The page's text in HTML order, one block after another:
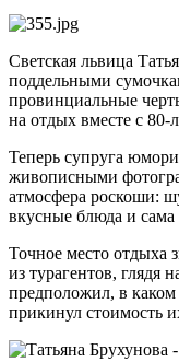
Светская львица
поддельными
провинциальные
на отдых вместе с
Теперь супруга
живописными
атмосфера роскоши:
вкусные блюда и сама
Точное место отдыха
из турагентов, глядя
предположил, в каком
прикинул стоимость